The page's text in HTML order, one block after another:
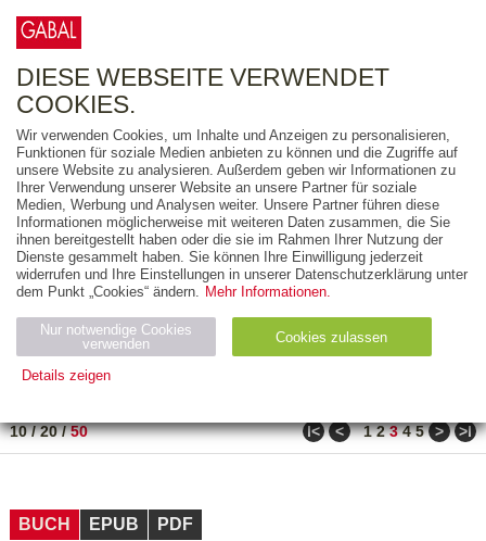
FREITEXT
AUSGABEART
AUS DER REIHE
ZUM THEMA
Neuerscheinung
Bestseller
PREIS
10/20/50 ǀ< < 1 2 3 4 5 > >ǀ
BUCH EPUB PDF
DIESE WEBSEITE VERWENDET
COOKIES.
Wir verwenden Cookies, um Inhalte und Anzeigen zu personalisieren,
Funktionen für soziale Medien anbieten zu können und die Zugriffe auf
unsere Website zu analysieren. Außerdem geben wir Informationen zu
Ihrer Verwendung unserer Website an unsere Partner für soziale
Medien, Werbung und Analysen weiter. Unsere Partner führen diese
Informationen möglicherweise mit weiteren Daten zusammen, die Sie
ihnen bereitgestellt haben oder die sie im Rahmen Ihrer Nutzung der
Dienste gesammelt haben. Sie können Ihre Einwilligung jederzeit
widerrufen und Ihre Einstellungen in unserer Datenschutzerklärung unter
dem Punkt „Cookies“ ändern. Mehr Informationen.
Nur notwendige Cookies
verwenden
Cookies zulassen
Details zeigen
Name Zweck
Ty
ESSION
_ID
verlag.
de
Session verwendet